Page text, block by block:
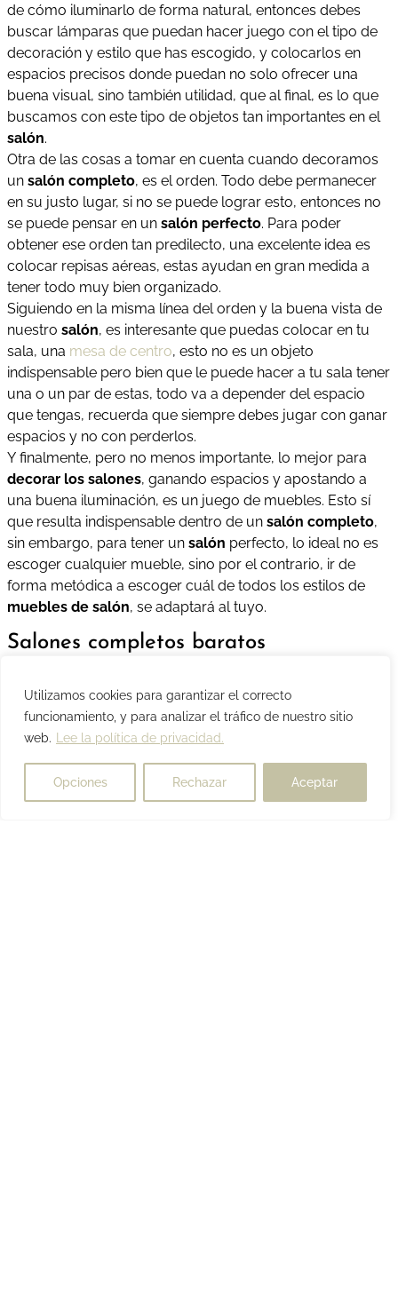
Utilizamos cookies para garantizar el correcto
funcionamiento, y para analizar el tráfico de nuestro sitio
web.
Lee la política de privacidad.
Opciones Rechazar Aceptar
de cómo iluminarlo de forma natural, entonces debes
buscar lámparas que puedan hacer juego con el tipo de
decoración y estilo que has escogido, y colocarlos en
espacios precisos donde puedan no solo ofrecer una
buena visual, sino también utilidad, que al final, es lo que
buscamos con este tipo de objetos tan importantes en el
salón.
Otra de las cosas a tomar en cuenta cuando decoramos
un salón completo, es el orden. Todo debe permanecer
en su justo lugar, si no se puede lograr esto, entonces no
se puede pensar en un salón perfecto. Para poder
obtener ese orden tan predilecto, una excelente idea es
colocar repisas aéreas, estas ayudan en gran medida a
tener todo muy bien organizado.
Siguiendo en la misma línea del orden y la buena vista de
nuestro salón, es interesante que puedas colocar en tu
sala, una mesa de centro, esto no es un objeto
indispensable pero bien que le puede hacer a tu sala tener
una o un par de estas, todo va a depender del espacio
que tengas, recuerda que siempre debes jugar con ganar
espacios y no con perderlos.
Y finalmente, pero no menos importante, lo mejor para
decorar los salones, ganando espacios y apostando a
una buena iluminación, es un juego de muebles. Esto sí
que resulta indispensable dentro de un salón completo,
sin embargo, para tener un salón perfecto, lo ideal no es
escoger cualquier mueble, sino por el contrario, ir de
forma metódica a escoger cuál de todos los estilos de
muebles de salón, se adaptará al tuyo.
Salones completos baratos
realmente caros, y la verdad es que nos equivocamos al
pensarlo.
La mayoría de las veces puedes lograr decoraciones
increíbles conmuebles de salón baratosy eso es lo que
pienso ayudarte a entender. Losmuebles de salón